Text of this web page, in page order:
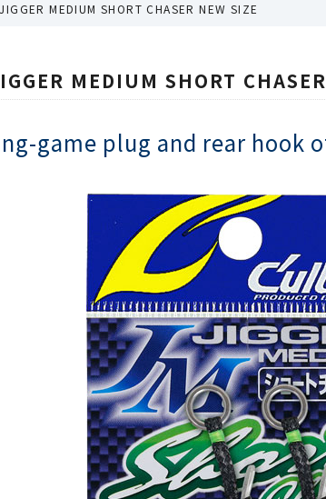
MEDIUM SHORT CHASER NEW SIZE
MEDIUM SHORT
game plug and rear hook